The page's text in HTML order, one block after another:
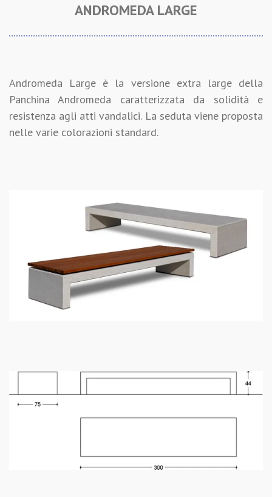
ANDROMEDA LARGE
Andromeda Large è la versione extra large della
Panchina Andromeda caratterizzata da solidità e
resistenza agli atti vandalici. La seduta viene proposta
nelle varie colorazioni standard.